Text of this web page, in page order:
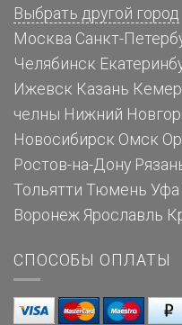
Выбрать другой город
Москва Санкт-
Челябинск
Ижевск Казань
челны Нижний
Новосибирск Омск
Ростов-на-Дону
Тольятти Тюмень Уфа
Воронеж Ярославль
СПОСОБЫ ОПЛАТЫ